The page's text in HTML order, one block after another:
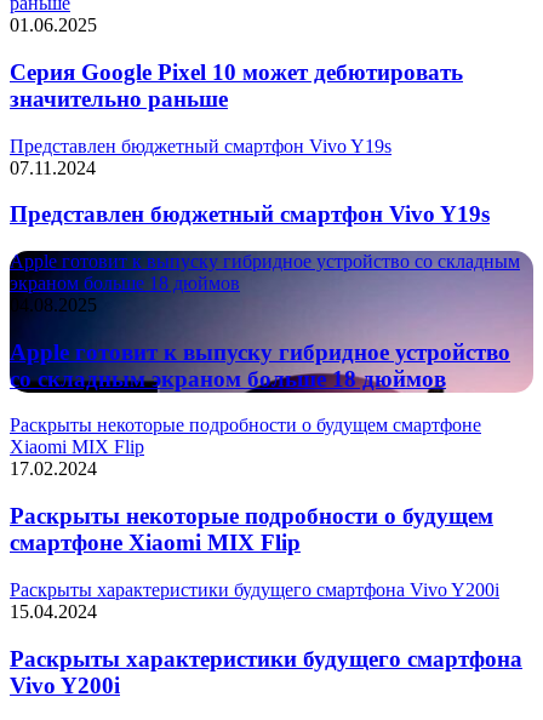
01.06.2025
Серия Google Pixel 10 может дебютировать
значительно раньше
Представлен бюджетный смартфон Vivo Y19s
07.11.2024
Представлен бюджетный смартфон Vivo Y19s
Apple готовит к выпуску гибридное устройство со складным
экраном больше 18 дюймов
04.08.2025
Apple готовит к выпуску гибридное устройство
со складным экраном больше 18 дюймов
Раскрыты некоторые подробности о будущем смартфоне
Xiaomi MIX Flip
17.02.2024
Раскрыты некоторые подробности о будущем
смартфоне Xiaomi MIX Flip
Раскрыты характеристики будущего смартфона Vivo Y200i
15.04.2024
Раскрыты характеристики будущего смартфона
Vivo Y200i